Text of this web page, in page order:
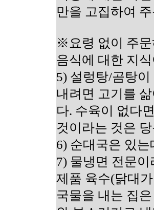
만을 고집하여
※요령 없이 주문
음식에 대한 지
5) 설렁탕/곰탕
내려면 고기를
다. 수육이 없다
것이라는 것은
6) 순대국은 있
7) 물냉면 전문
제품 육수(닭대
국물을 내는 집